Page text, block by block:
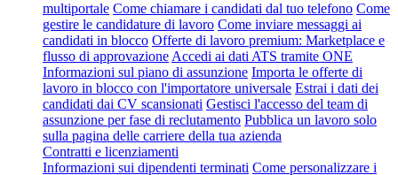
multiportale Come chiamare i candidati dal tuo telefono Come
gestire le candidature di lavoro Come inviare messaggi ai
candidati in blocco Offerte di lavoro premium: Marketplace e
flusso di approvazione Accedi ai dati ATS tramite ONE
Informazioni sul piano di assunzione Importa le offerte di
lavoro in blocco con l'importatore universale Estrai i dati dei
candidati dai CV scansionati Gestisci l'accesso del team di
assunzione per fase di reclutamento Pubblica un lavoro solo
sulla pagina delle carriere della tua azienda
Contratti e licenziamenti
Informazioni sui dipendenti terminati Come personalizzare i